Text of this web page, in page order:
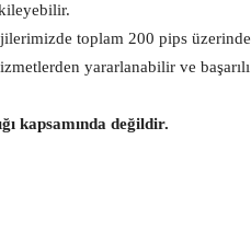
toplam 200 pips üzerinde
yararlanabilir ve başarılı
kapsamında değildir.